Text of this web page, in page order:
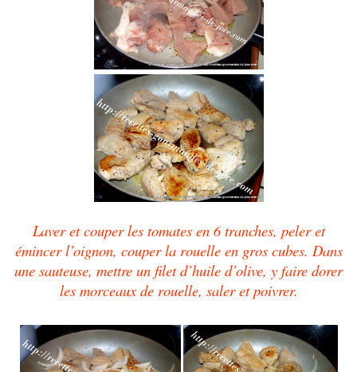
Laver et couper les tomates en 6 tranches, peler et
émincer l’oignon, couper la rouelle en gros cubes. Dans
une sauteuse, mettre un filet d’huile d’olive, y faire dorer
les morceaux de rouelle, saler et poivrer.